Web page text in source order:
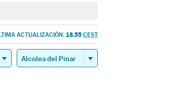
ACTUALIZACIÓN: 18.55 CEST